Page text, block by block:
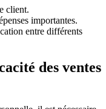
client.
importantes.
entre différents
des ventes